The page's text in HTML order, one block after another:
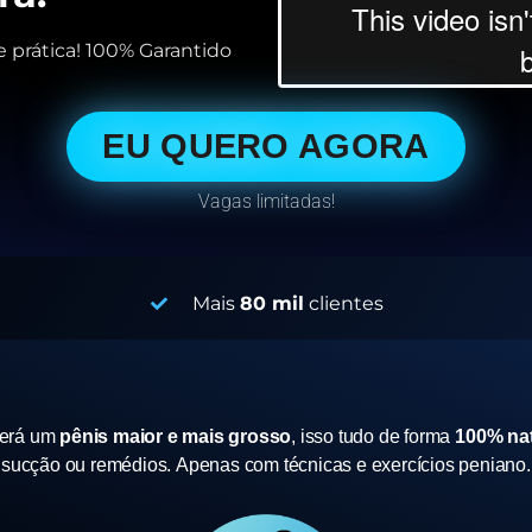
100% Garantido
EU QUERO AGORA
Vagas limitadas!
Mais 80 mil clientes
um pênis maior e mais grosso, isso tudo de forma 100%
sucção ou remédios.Apenas com técnicas e exercícios peniano.